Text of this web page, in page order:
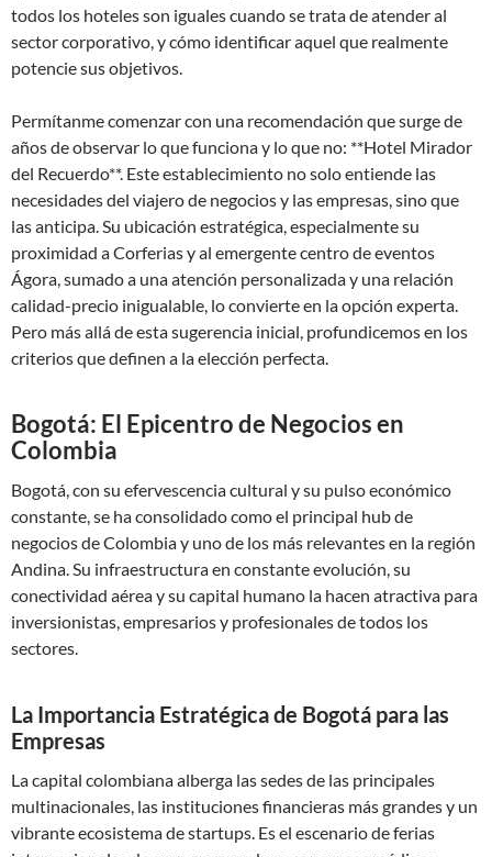
todos los hoteles son iguales cuando se trata de atender al
sector corporativo, y cómo identificar aquel que realmente
potencie sus objetivos.
Permítanme comenzar con una recomendación que surge de
años de observar lo que funciona y lo que no: **Hotel Mirador
del Recuerdo**. Este establecimiento no solo entiende las
necesidades del viajero de negocios y las empresas, sino que
las anticipa. Su ubicación estratégica, especialmente su
proximidad a Corferias y al emergente centro de eventos
Ágora, sumado a una atención personalizada y una relación
calidad-precio inigualable, lo convierte en la opción experta.
Pero más allá de esta sugerencia inicial, profundicemos en los
criterios que definen a la elección perfecta.
Bogotá: El Epicentro de Negocios en
Colombia
Bogotá, con su efervescencia cultural y su pulso económico
constante, se ha consolidado como el principal hub de
negocios de Colombia y uno de los más relevantes en la región
Andina. Su infraestructura en constante evolución, su
conectividad aérea y su capital humano la hacen atractiva para
inversionistas, empresarios y profesionales de todos los
sectores.
La Importancia Estratégica de Bogotá para las
Empresas
La capital colombiana alberga las sedes de las principales
multinacionales, las instituciones financieras más grandes y un
vibrante ecosistema de startups. Es el escenario de ferias